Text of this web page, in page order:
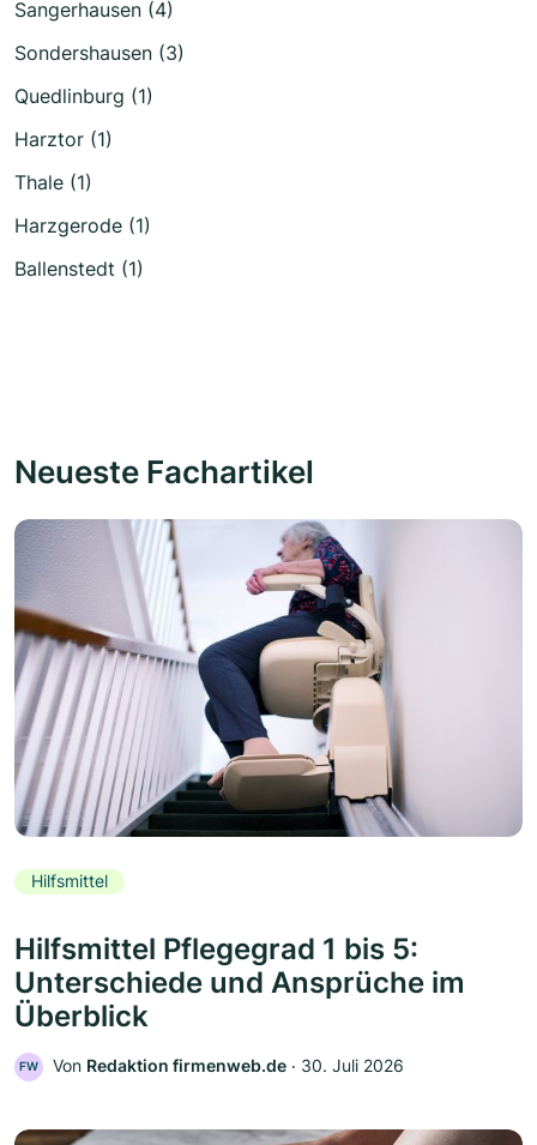
Sangerhausen (4)
Sondershausen (3)
Quedlinburg (1)
Harztor (1)
Thale (1)
Harzgerode (1)
Ballenstedt (1)
Neueste Fachartikel
Hilfsmittel
Hilfsmittel Pflegegrad 1 bis 5:
Unterschiede und Ansprüche im
Überblick
FW Von Redaktion firmenweb.de ‧ 30. Juli 2026